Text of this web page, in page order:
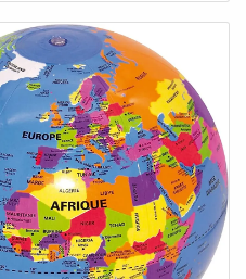
en Allemagne, à partir
du puzzle assemblé :
cm.